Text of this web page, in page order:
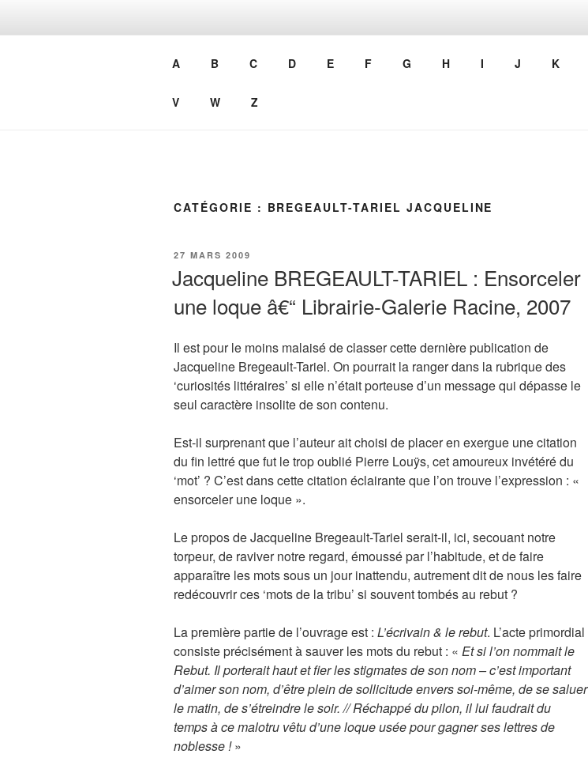
LECTIO ADFINITAS
A B C D E F G H I J K
V W Z
CATÉGORIE : BREGEAULT-TARIEL JACQUELINE
PUBLIÉ
27 MARS 2009
Jacqueline BREGEAULT-TARIEL : Ensorceler
une loque â€“ Librairie-Galerie Racine, 2007
Il est pour le moins malaisé de classer cette dernière publication de
Jacqueline Bregeault-Tariel. On pourrait la ranger dans la rubrique des
‘curiosités littéraires’ si elle n’était porteuse d’un message qui dépasse le
seul caractère insolite de son contenu.
Est-il surprenant que l’auteur ait choisi de placer en exergue une citation
du fin lettré que fut le trop oublié Pierre Louÿs, cet amoureux invétéré du
‘mot’ ? C’est dans cette citation éclairante que l’on trouve l’expression : «
ensorceler une loque ».
Le propos de Jacqueline Bregeault-Tariel serait-il, ici, secouant notre
torpeur, de raviver notre regard, émoussé par l’habitude, et de faire
apparaître les mots sous un jour inattendu, autrement dit de nous les faire
redécouvrir ces ‘mots de la tribu’ si souvent tombés au rebut ?
La première partie de l’ouvrage est : L’écrivain & le rebut. L’acte primordial
consiste précisément à sauver les mots du rebut : « Et si l’on nommait le
Rebut. Il porterait haut et fier les stigmates de son nom – c’est important
d’aimer son nom, d’être plein de sollicitude envers soi-même, de se saluer
le matin, de s’étreindre le soir. // Réchappé du pilon, il lui faudrait du
temps à ce malotru vêtu d’une loque usée pour gagner ses lettres de
noblesse !»